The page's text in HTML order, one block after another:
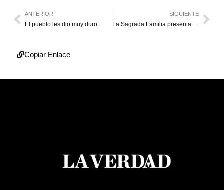
ANTERIOR
El pueblo les dio muy duro
SIGUIENTE
La Sagrada Familia presenta Unidad de Radiología 3.0
Copiar Enlace